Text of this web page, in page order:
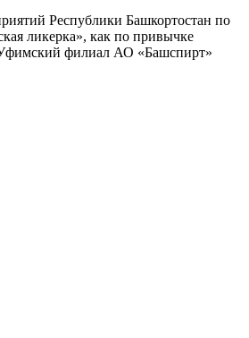
Республики Башкортостан по
ликерка», как по привычке
филиал АО «Башспирт»